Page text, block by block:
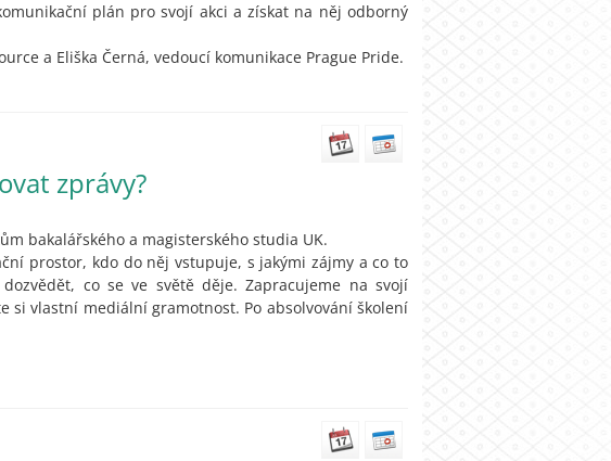
plán pro svojí akci a získat na něj odborný
a Eliška Černá, vedoucí komunikace Prague Pride.
zprávy?
bakalářského a magisterského studia UK.
prostor, kdo do něj vstupuje, s jakými zájmy a co to
co se ve světě děje. Zapracujeme na svojí
vlastní mediální gramotnost. Po absolvování školení